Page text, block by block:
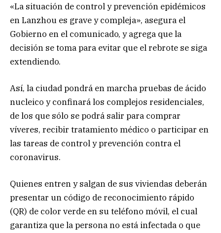
«La situación de control y prevención epidémicos
en Lanzhou es grave y compleja», asegura el
Gobierno en el comunicado, y agrega que la
decisión se toma para evitar que el rebrote se siga
extendiendo.
Así, la ciudad pondrá en marcha pruebas de ácido
nucleico y confinará los complejos residenciales,
de los que sólo se podrá salir para comprar
víveres, recibir tratamiento médico o participar en
las tareas de control y prevención contra el
coronavirus.
Quienes entren y salgan de sus viviendas deberán
presentar un código de reconocimiento rápido
(QR) de color verde en su teléfono móvil, el cual
garantiza que la persona no está infectada o que